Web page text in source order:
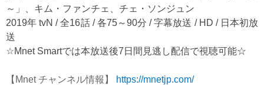
～」、キム・ファンチェ、チェ・ソンジュン
2019年 tvN / 全16話 / 各75～90分 / 字幕放送 / HD / 日本初放
送
☆Mnet Smartでは本放送後7日間見逃し配信で視聴可能☆
【Mnet チャンネル情報】
https://mnetjp.com/